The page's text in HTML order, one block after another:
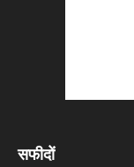
सफीदों